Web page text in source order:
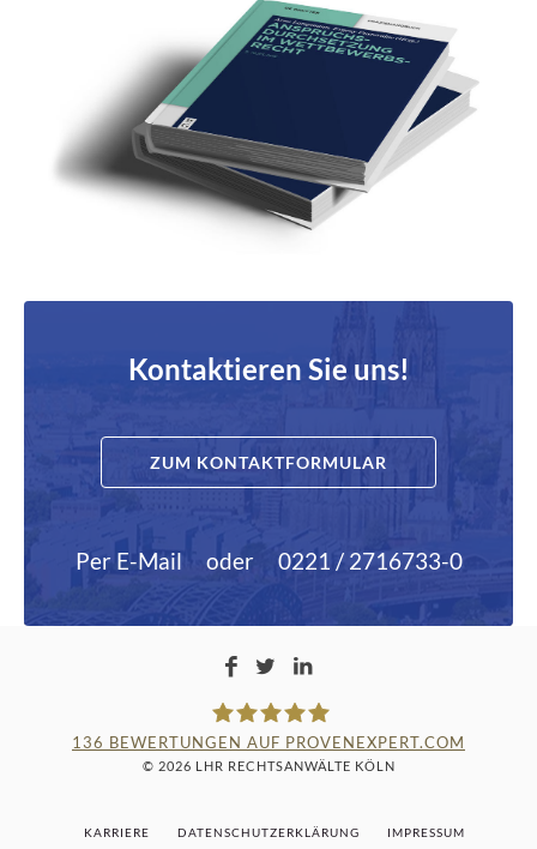
Kontaktieren Sie uns!
ZUM KONTAKTFORMULAR
Per E-Mail oder 0221 / 2716733-0
136 BEWERTUNGEN AUF PROVENEXPERT.COM
© 2026 LHR RECHTSANWÄLTE KÖLN
KARRIERE DATENSCHUTZERKLÄRUNG IMPRESSUM